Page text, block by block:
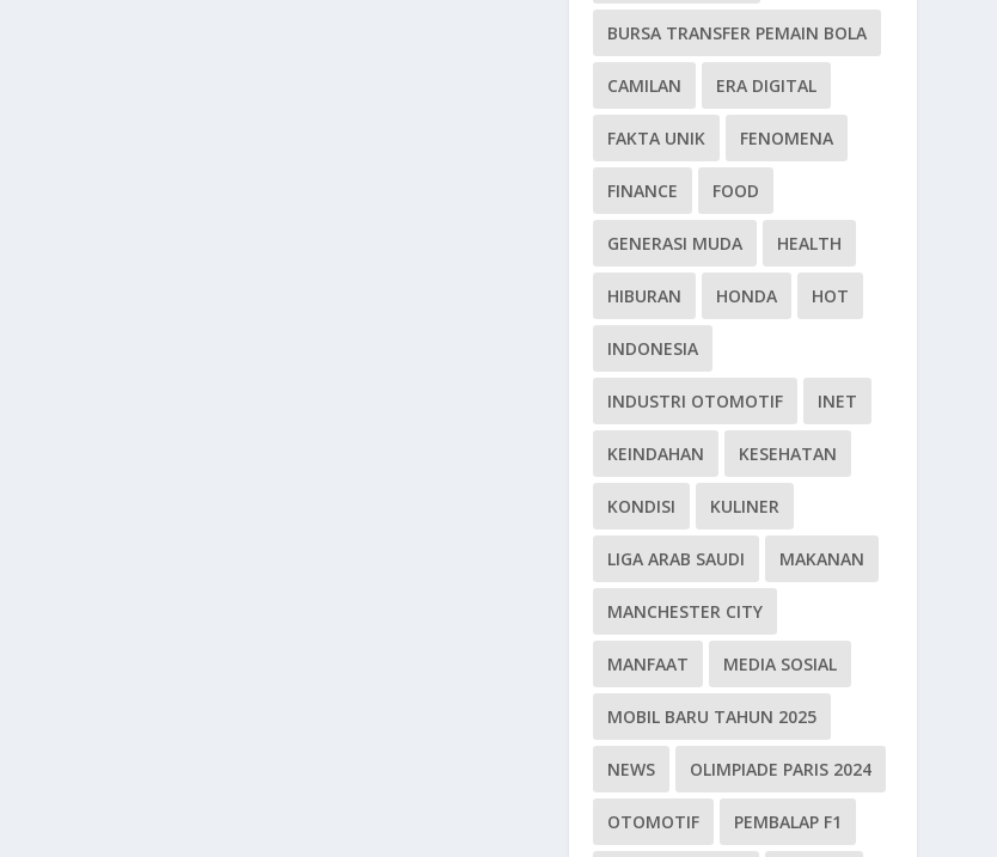
BURSA TRANSFER PEMAIN BOLA
CAMILAN ERA DIGITAL
FAKTA UNIK FENOMENA
FINANCE FOOD
GENERASI MUDA HEALTH
HIBURAN HONDA HOT
INDONESIA
INDUSTRI OTOMOTIF INET
KEINDAHAN KESEHATAN
KONDISI KULINER
LIGA ARAB SAUDI MAKANAN
MANCHESTER CITY
MANFAAT MEDIA SOSIAL
MOBIL BARU TAHUN 2025
NEWS OLIMPIADE PARIS 2024
OTOMOTIF PEMBALAP F1